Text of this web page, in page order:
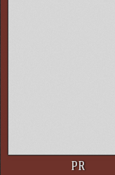
PR